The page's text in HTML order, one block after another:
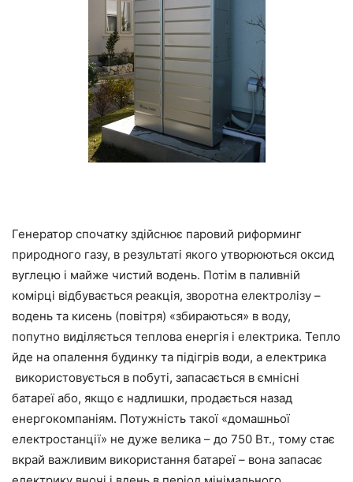
Генератор спочатку здійснює паровий риформинг
природного газу, в результаті якого утворюються оксид
вуглецю і майже чистий водень. Потім в паливній
комірці відбувається реакція, зворотна електролізу –
водень та кисень (повітря) «збираються» в воду,
попутно виділяється теплова енергія і електрика. Тепло
йде на опалення будинку та підігрів води, а електрика
використовується в побуті, запасається в ємнісні
батареї або, якщо є надлишки, продається назад
енергокомпаніям. Потужність такої «домашньої
електростанції» не дуже велика – до 750 Вт., тому стає
вкрай важливим використання батареї – вона запасає